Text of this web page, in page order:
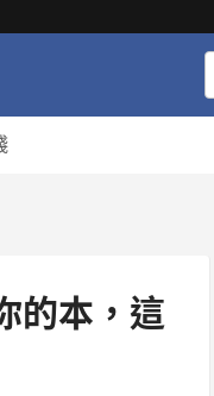
的本，這